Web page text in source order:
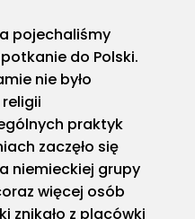
pojechaliśmy
do Polski.
nie było
praktyk
zaczęło się
niemieckiej grupy
więcej osób
znikało z placówki